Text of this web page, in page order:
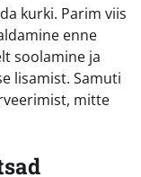
kurki. Parim viis
enne
soolamine ja
lisamist. Samuti
mitte